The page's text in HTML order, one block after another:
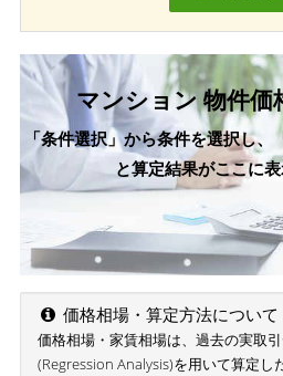
マンション 物件価
「条件選択」から条件を選択し
と算定結果がここに
価格相場・算定方法について
価格相場・家賃相場は、過去の実取
(Regression Analysis)を用いて算定し